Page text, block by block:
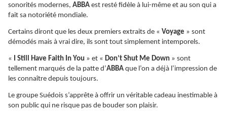
sonorités modernes, ABBA est resté fidèle à lui-même et au son qui a
fait sa notoriété mondiale.
Certains diront que les deux premiers extraits de « Voyage » sont
démodés mais à vrai dire, ils sont tout simplement intemporels.
« I Still Have Faith In You » et « Don’t Shut Me Down » sont
tellement marqués de la patte d’ABBA que l’on a déjà l’impression de
les connaître depuis toujours.
Le groupe Suédois s’apprête à offrir un véritable cadeau inestimable à
son public qui ne risque pas de bouder son plaisir.